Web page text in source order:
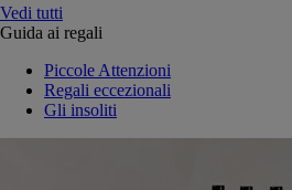
Vedi tutti
Guida ai regali
Piccole Attenzioni
Regali eccezionali
Gli insoliti